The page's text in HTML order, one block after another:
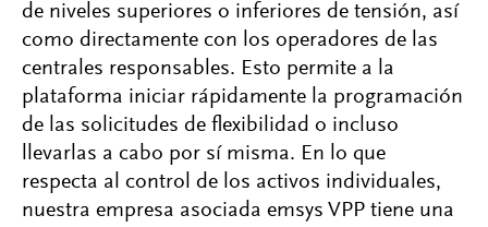
de niveles superiores o inferiores de tensión, así
como directamente con los operadores de las
centrales responsables. Esto permite a la
plataforma iniciar rápidamente la programación
de las solicitudes de flexibilidad o incluso
llevarlas a cabo por sí misma. En lo que
respecta al control de los activos individuales,
nuestra empresa asociada emsys VPP tiene una